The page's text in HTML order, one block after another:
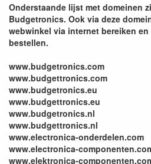
Onderstaande lijst met domeinen
Budgetronics. Ook via deze
webwinkel via internet bereiken
bestellen.
www.budgetronics.com
www.budgettronics.com
www.budgetronics.eu
www.budgettronics.eu
www.budgetronics.nl
www.budgettronics.nl
www.electronica-onderdelen.com
www.electronica-
www.elektronica-